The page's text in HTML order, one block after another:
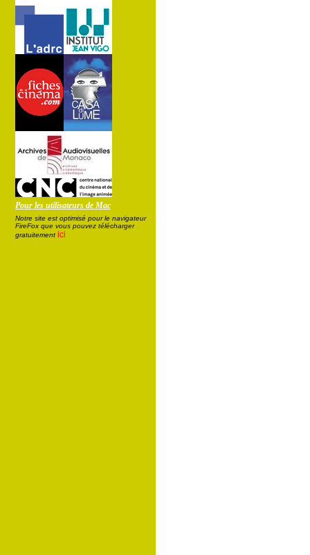
Pour les utilisateurs de Mac
Notre site est optimisé pour le navigateur
FireFox que vous pouvez télécharger
gratuitement ici